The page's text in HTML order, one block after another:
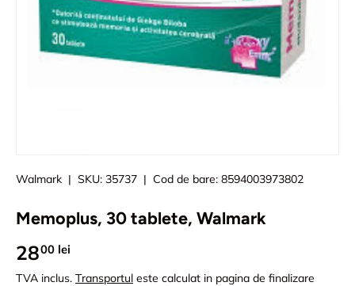
Walmark | SKU: 35737 | Cod de bare: 8594003973802
Memoplus, 30 tablete, Walmark
2800 lei
TVA inclus. Transportul este calculat in pagina de finalizare